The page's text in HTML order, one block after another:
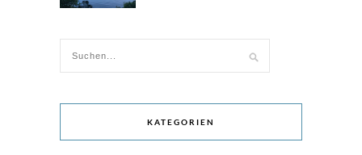
KATEGORIEN